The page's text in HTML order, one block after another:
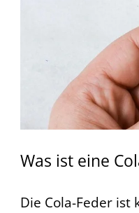
Was ist eine
Die Cola-Feder